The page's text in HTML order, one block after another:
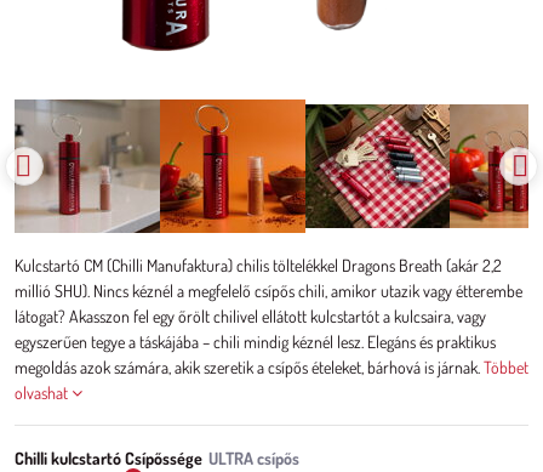
Kulcstartó CM (Chilli Manufaktura) chilis töltelékkel Dragons Breath (akár 2,2
millió SHU). Nincs kéznél a megfelelő csípős chili, amikor utazik vagy étterembe
látogat? Akasszon fel egy őrölt chilivel ellátott kulcstartót a kulcsaira, vagy
egyszerűen tegye a táskájába – chili mindig kéznél lesz. Elegáns és praktikus
megoldás azok számára, akik szeretik a csípős ételeket, bárhová is járnak. Többet
olvashat
Chilli kulcstartó Csípőssége